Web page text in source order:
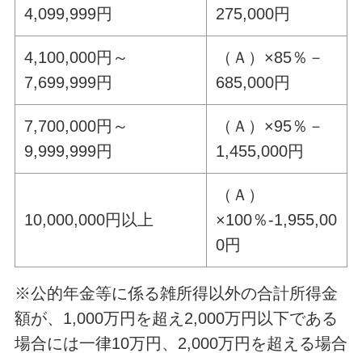
4,099,999円
275,000円
4,100,000円～
7,699,999円
（Ａ）×85％－
685,000円
7,700,000円～
9,999,999円
（Ａ）×95％－
1,455,000円
10,000,000円以上
（Ａ）
×100％-1,955,00
0円
※公的年金等に係る雑所得以外の合計所得金
額が、1,000万円を超え2,000万円以下である
場合には一律10万円、2,000万円を超える場合